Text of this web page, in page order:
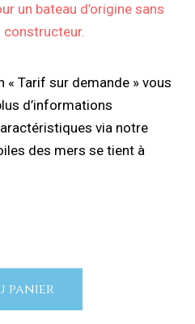
un bateau d’origine sans
constructeur.
« Tarif sur demande » vous
d’informations
via notre
des mers se tient à
panier